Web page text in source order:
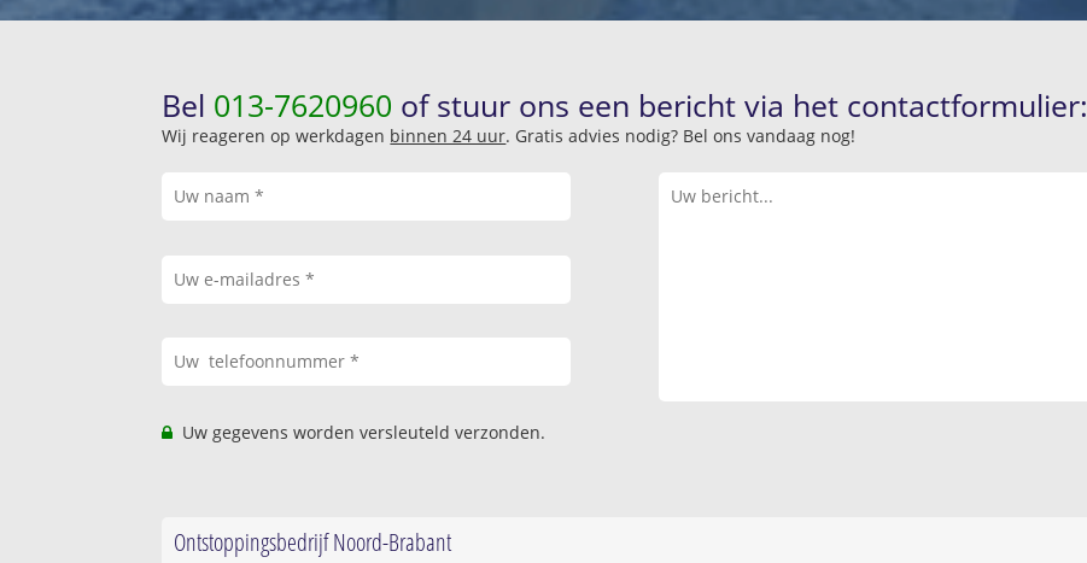
Bel 013-7620960 of stuur ons een bericht via het contactformulier:
Wij reageren op werkdagen binnen 24 uur. Gratis advies nodig? Bel ons vandaag nog!
Uw gegevens worden versleuteld verzonden.
Ontstoppingsbedrijf Noord-Brabant